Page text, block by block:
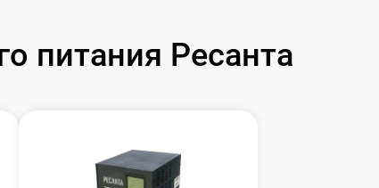
питания Ресанта